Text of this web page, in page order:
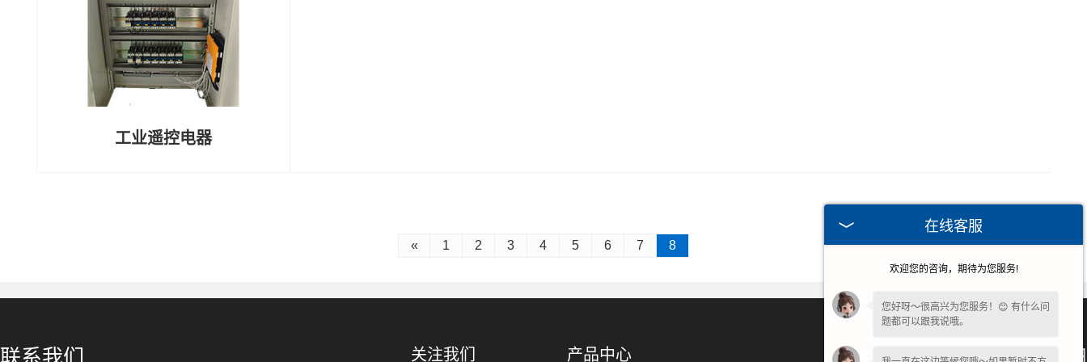
工业遥控电器
« 1 2 3 4 5 6 7 8
联系我们 关注我们 产品中心 微信扫一扫
在线客服
欢迎您的咨询，期待为您服务!
您好呀～很高兴为您服务！😊 有什么问
题都可以跟我说哦。